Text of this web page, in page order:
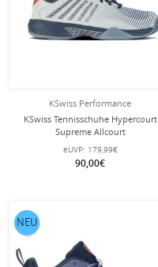
KSwiss Performance
KSwiss Tennisschuhe Hypercourt
Supreme Allcourt
hellblau/orionblau Herren
eUVP: 179,99€
90,00€
NEU